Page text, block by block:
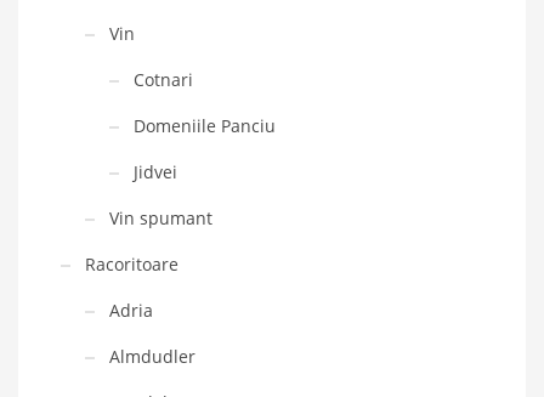
Vin
Cotnari
Domeniile Panciu
Jidvei
Vin spumant
Racoritoare
Adria
Almdudler